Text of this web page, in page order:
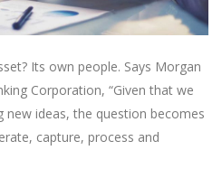
Its own people. Says Morgan
Corporation, “Given that we
new ideas, the question becomes
capture, process and